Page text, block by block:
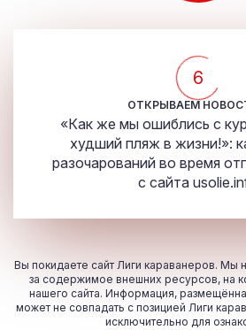
5
ОТКРЫВАЕМ
«Как же мы ошиблись с
худший пляж в жизни!»:
разочарований во время
с сайта
Вы покидаете сайт Лиги караванеров. Мы
за содержимое внешних ресурсов, на
нашего сайта. Информация,
может не совпадать с позицией Лиги
исключительно для